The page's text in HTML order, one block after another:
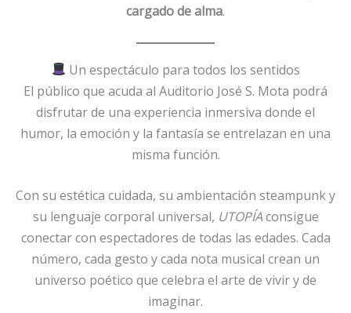
cargado de alma.
Un espectáculo para todos los sentidos
El público que acuda al Auditorio José S. Mota podrá
disfrutar de una experiencia inmersiva donde el
humor, la emoción y la fantasía se entrelazan en una
misma función.
Con su estética cuidada, su ambientación steampunk y
su lenguaje corporal universal, UTOPÍAconsigue
conectar con espectadores de todas las edades. Cada
número, cada gesto y cada nota musical crean un
universo poético que celebra el arte de vivir y de
imaginar.